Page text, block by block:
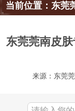
当前位置：东莞
东莞莞南皮
来源：东莞